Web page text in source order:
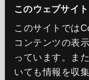
このウェブサイ
このサイトでは
コンテンツの表
っています。ま
いても情報を収
Prometheus
managed
Amazon